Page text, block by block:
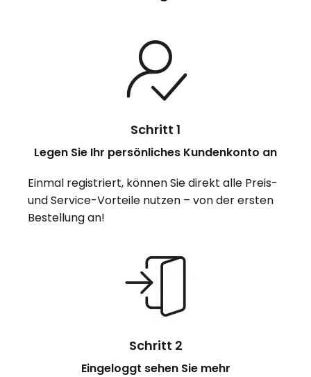
Schritt 1
Legen Sie Ihr persönliches Kundenkonto an
Einmal registriert, können Sie direkt alle Preis-
und Service-Vorteile nutzen – von der ersten
Bestellung an!
Schritt 2
Eingeloggt sehen Sie mehr